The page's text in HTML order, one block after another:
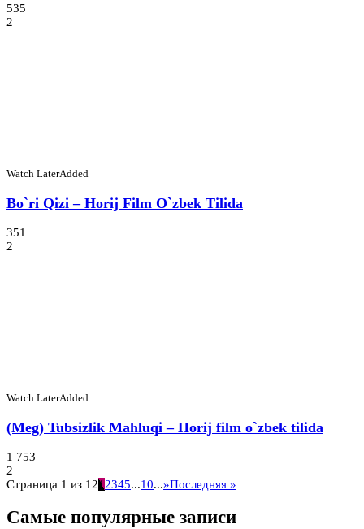
535
2
Watch LaterAdded
Bo`ri Qizi – Horij Film O`zbek Tilida
351
2
Watch LaterAdded
(Meg) Tubsizlik Mahluqi – Horij film o`zbek tilida
1 753
2
Страница 1 из 1212345...10...»Последняя »
Самые популярные записи